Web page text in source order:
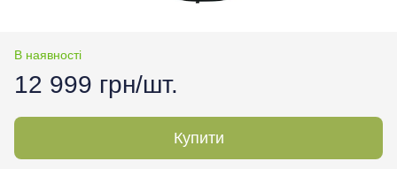
В наявності
12 999 грн/шт.
Купити